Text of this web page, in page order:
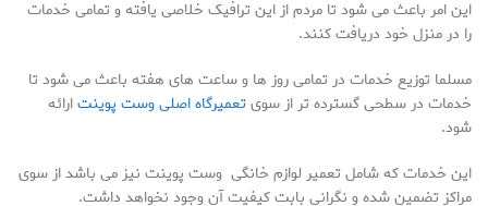
این امر باعث می شود تا مردم از این ترافیک خلاصی یافته و تمامی خدمات
را در منزل خود دریافت کنند.
مسلما توزیع خدمات در تمامی روز ها و ساعت های هفته باعث می شود تا
خدمات در سطحی گسترده تر از سویتعمیرگاه اصلی وست پوینتارائه
شود.
این خدمات که شامل تعمیر لوازم خانگی وست پوینت نیز می باشد از سوی
مراکز تضمین شده و نگرانی بابت کیفیت آن وجود نخواهد داشت.